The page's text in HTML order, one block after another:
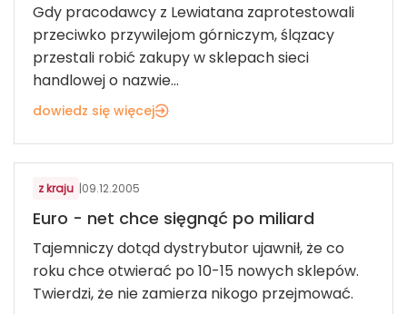
Gdy pracodawcy z Lewiatana zaprotestowali
przeciwko przywilejom górniczym, ślązacy
przestali robić zakupy w sklepach sieci
handlowej o nazwie...
dowiedz się więcej
TELEKOMUNIKACJA, IT, AGD/RTV
z kraju |09.12.2005
Euro - net chce sięgnąć po miliard
Tajemniczy dotąd dystrybutor ujawnił, że co
roku chce otwierać po 10-15 nowych sklepów.
Twierdzi, że nie zamierza nikogo przejmować.